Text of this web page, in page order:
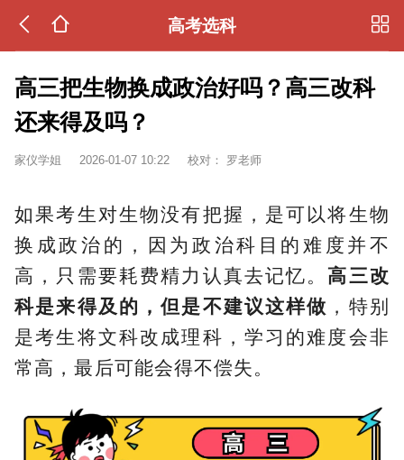
高考选科
高三把生物换成政治好吗？高三改科
还来得及吗？
家仪学姐 2026-01-07 10:22 校对： 罗老师
如果考生对生物没有把握，是可以将生物
换成政治的，因为政治科目的难度并不
高，只需要耗费精力认真去记忆。高三改
科是来得及的，但是不建议这样做 ，特别
是考生将文科改成理科，学习的难度会非
常高，最后可能会得不偿失。